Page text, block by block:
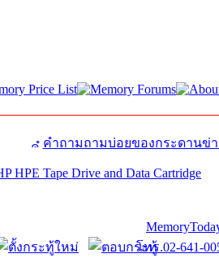
คำถามถามบ่อยของกระดานข่
HPE Tape Drive and Data Cartridge
โทร.02-641-